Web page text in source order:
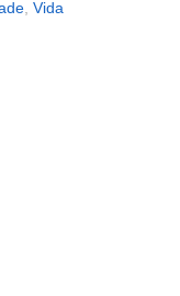
, Vida